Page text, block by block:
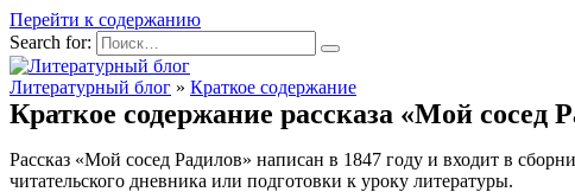
Перейти к содержанию
Search for:
Литературный блог » Краткое содержание
Краткое содержание рассказа «Мой сосед
Рассказ «Мой сосед Радилов» написан в 1847 году и входит в
читательского дневника или подготовки к уроку литературы.